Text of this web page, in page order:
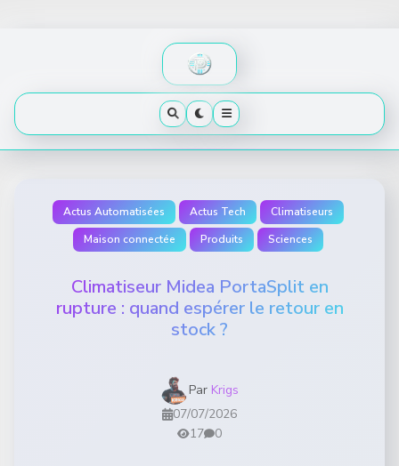
Actus Automatisées Actus Tech
Climatiseurs
Maison connectée
Produits Sciences
Climatiseur Midea PortaSplit en
rupture : quand espérer le retour en
stock ?
Par Krigs
07/07/2026
17
0